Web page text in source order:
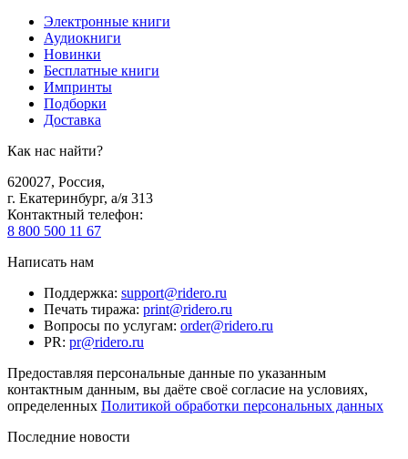
Электронные книги
Аудиокниги
Новинки
Бесплатные книги
Импринты
Подборки
Доставка
Как нас найти?
620027, Россия,
г. Екатеринбург, а/я 313
Контактный телефон:
8 800 500 11 67
Написать нам
Поддержка: support@ridero.ru
Печать тиража: print@ridero.ru
Вопросы по услугам: order@ridero.ru
PR: pr@ridero.ru
Предоставляя персональные данные по указанным
контактным данным, вы даёте своё согласие на условиях,
определенных Политикой обработки персональных данных
Последние новости